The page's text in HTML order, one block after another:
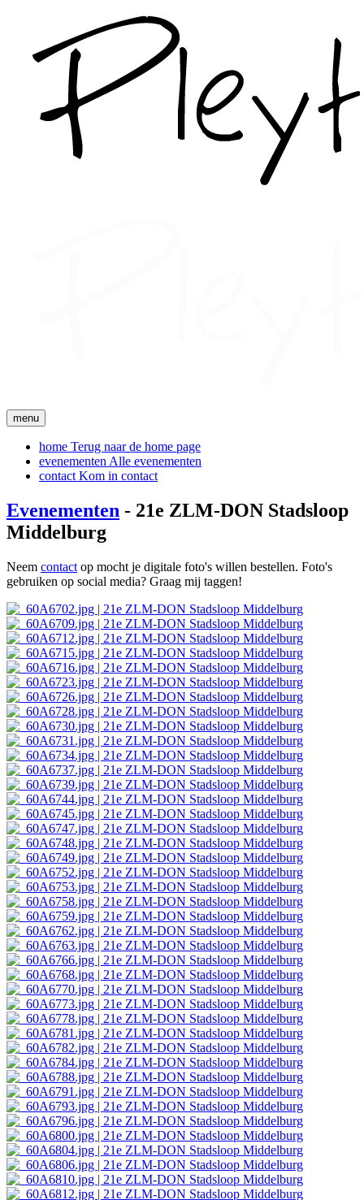
menu
home Terug naar de home page
evenementen Alle evenementen
contact Kom in contact
Evenementen - 21e ZLM-DON Stadsloop
Middelburg
Neem contact op mocht je digitale foto's willen bestellen. Foto's
gebruiken op social media? Graag mij taggen!